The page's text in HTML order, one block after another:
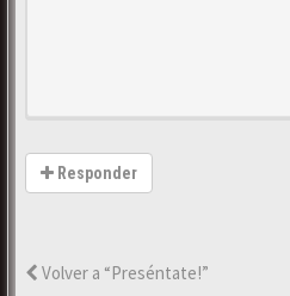
Responder
Volver a “Preséntate!”